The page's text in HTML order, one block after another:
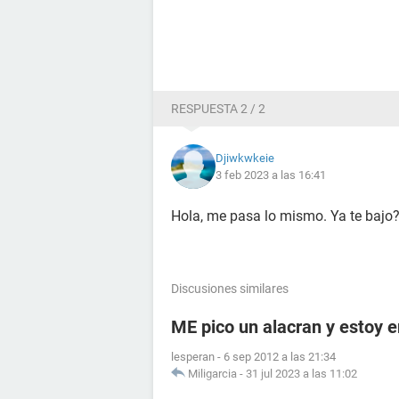
RESPUESTA 2 / 2
Djiwkwkeie
3 feb 2023 a las 16:41
Hola, me pasa lo mismo. Ya te bajo?
Discusiones similares
ME pico un alacran y estoy
lesperan - 6 sep 2012 a las 21:34
Miligarcia - 31 jul 2023 a las 11:02